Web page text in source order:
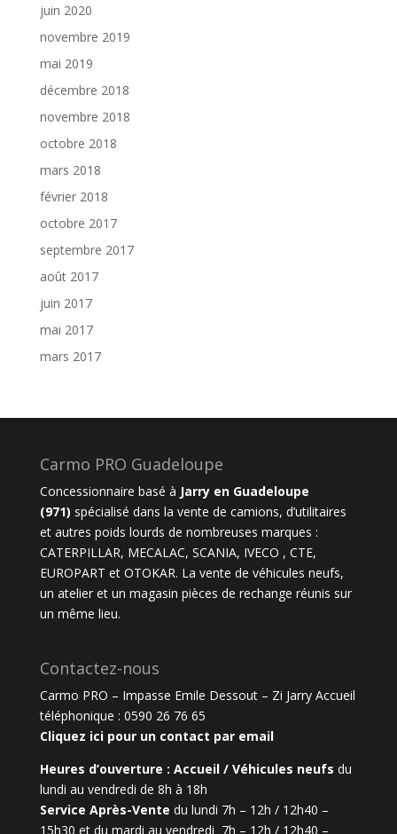
juin 2020
novembre 2019
mai 2019
décembre 2018
novembre 2018
octobre 2018
mars 2018
février 2018
octobre 2017
septembre 2017
août 2017
juin 2017
mai 2017
mars 2017
Carmo PRO Guadeloupe
Concessionnaire basé à Jarry en Guadeloupe
(971) spécialisé dans la vente de camions, d’utilitaires
et autres poids lourds de nombreuses marques :
CATERPILLAR, MECALAC, SCANIA, IVECO , CTE,
EUROPART et OTOKAR. La vente de véhicules neufs,
un atelier et un magasin pièces de rechange réunis sur
un même lieu.
Contactez-nous
Carmo PRO – Impasse Emile Dessout – Zi Jarry Accueil
téléphonique : 0590 26 76 65
Cliquez ici pour un contact par email
Heures d’ouverture : Accueil / Véhicules neufs du
lundi au vendredi de 8h à 18h
Service Après-Vente du lundi 7h – 12h / 12h40 –
15h30 et du mardi au vendredi 7h – 12h / 12h40 –